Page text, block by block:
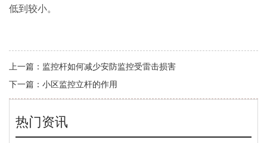
低到较小。
上一篇： 监控杆如何减少安防监控受雷击损害
下一篇： 小区监控立杆的作用
热门资讯